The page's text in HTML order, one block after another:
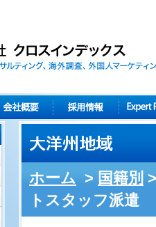
ホーム > 国籍別
トスタッフ派遣